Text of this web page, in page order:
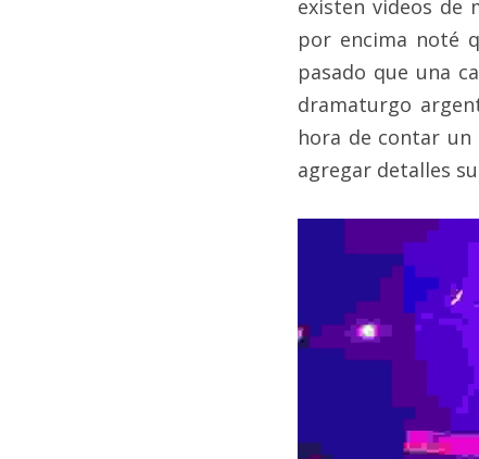
existen videos de
por encima noté
pasado que una
dramaturgo
hora de contar
agregar detalles